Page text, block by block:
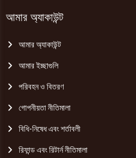
আমার অ্যাকাউন্ট
আমার অ্যাকাউন্ট
আমার ইচ্ছাগুলি
পরিবহন ও বিতরণ
গোপনীয়তা নীতিমালা
বিধি-নিষেধ এবং শর্তাবলী
রিফান্ড এবং রিটার্ন নীতিমালা